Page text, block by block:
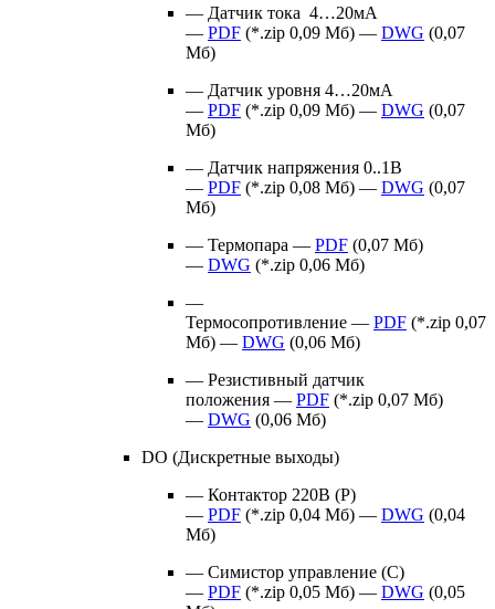
— Датчик тока 4…20мА
— PDF (*.zip 0,09 Мб) — DWG (0,07
Мб)
— Датчик уровня 4…20мА
— PDF (*.zip 0,09 Мб) — DWG (0,07
Мб)
— Датчик напряжения 0..1В
— PDF (*.zip 0,08 Мб) — DWG (0,07
Мб)
— Термопара — PDF (0,07 Мб)
— DWG (*.zip 0,06 Мб)
—
Термосопротивление — PDF (*.zip 0,07
Мб) — DWG (0,06 Мб)
— Резистивный датчик
положения — PDF (*.zip 0,07 Мб)
— DWG (0,06 Мб)
DO (Дискретные выходы)
— Контактор 220В (Р)
— PDF (*.zip 0,04 Мб) — DWG (0,04
Мб)
— Симистор управление (С)
— PDF (*.zip 0,05 Мб) — DWG (0,05